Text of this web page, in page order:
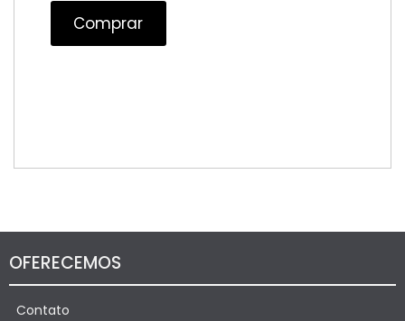
Comprar
OFERECEMOS
Contato